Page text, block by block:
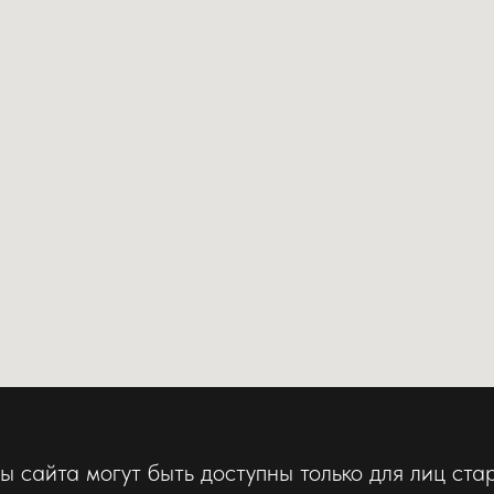
сайта могут быть доступны только для лиц